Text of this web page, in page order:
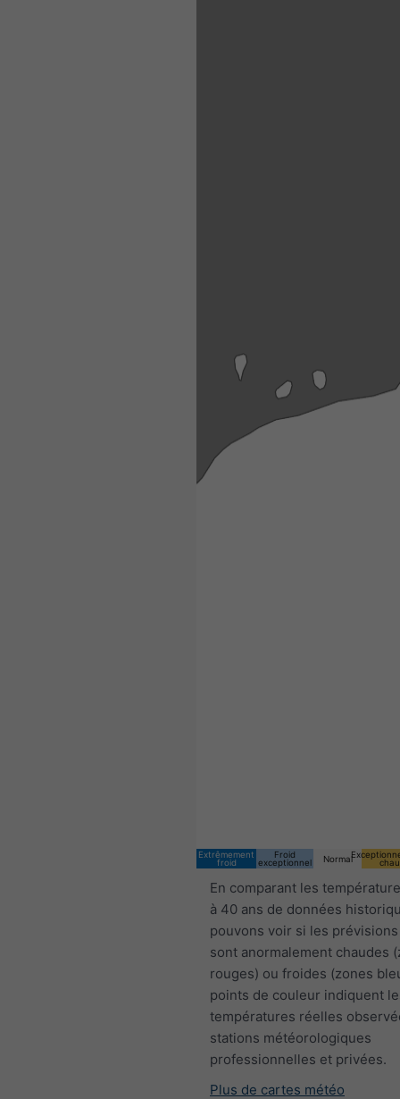
Extrêmement
froid
Froid
exceptionnel
Normal
En comparant les
à 40 ans de données
pouvons voir si les
sont anormalement chaudes
rouges) ou froides (zones
points de couleur indiquent
températures réelles
stations météorologiques
professionnelles et privées.
Plus de cartes météo